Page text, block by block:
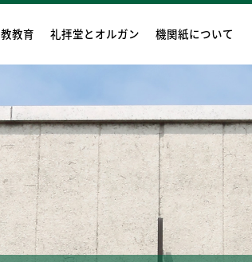
教育 礼拝堂とオルガン 機関紙について